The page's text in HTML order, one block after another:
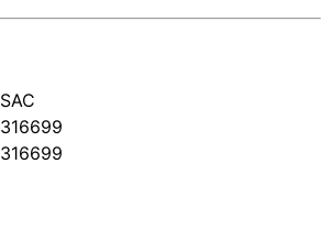
SAC
316699
316699